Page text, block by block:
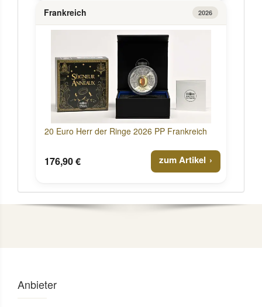
Frankreich 2026
20 Euro Herr der Ringe 2026 PP Frankreich
176,90 € zum Artikel
Anbieter